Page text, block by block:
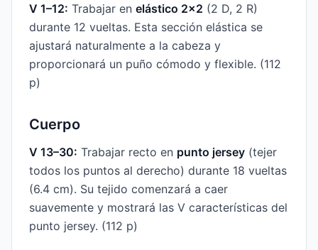
V 1–12: Trabajar en elástico 2×2 (2 D, 2 R)
durante 12 vueltas. Esta sección elástica se
ajustará naturalmente a la cabeza y
proporcionará un puño cómodo y flexible. (112
p)
Cuerpo
V 13–30: Trabajar recto en punto jersey (tejer
todos los puntos al derecho) durante 18 vueltas
(6.4 cm). Su tejido comenzará a caer
suavemente y mostrará las V características del
punto jersey. (112 p)